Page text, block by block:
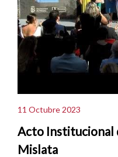
11 Octubre 2023
Acto Institucional
Mislata